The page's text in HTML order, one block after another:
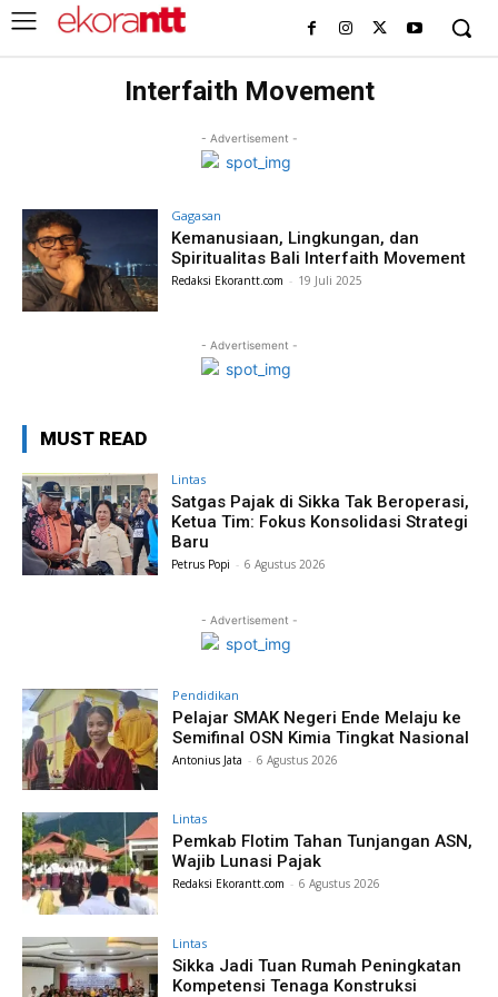
Interfaith Movement
- Advertisement -
Gagasan
Kemanusiaan, Lingkungan, dan
Spiritualitas Bali Interfaith Movement
Redaksi Ekorantt.com - 19 Juli 2025
- Advertisement -
MUST READ
Lintas
Satgas Pajak di Sikka Tak Beroperasi,
Ketua Tim: Fokus Konsolidasi Strategi
Baru
Petrus Popi - 6 Agustus 2026
- Advertisement -
Pendidikan
Pelajar SMAK Negeri Ende Melaju ke
Semifinal OSN Kimia Tingkat Nasional
Antonius Jata - 6 Agustus 2026
Lintas
Pemkab Flotim Tahan Tunjangan ASN,
Wajib Lunasi Pajak
Redaksi Ekorantt.com - 6 Agustus 2026
Lintas
Sikka Jadi Tuan Rumah Peningkatan
Kompetensi Tenaga Konstruksi